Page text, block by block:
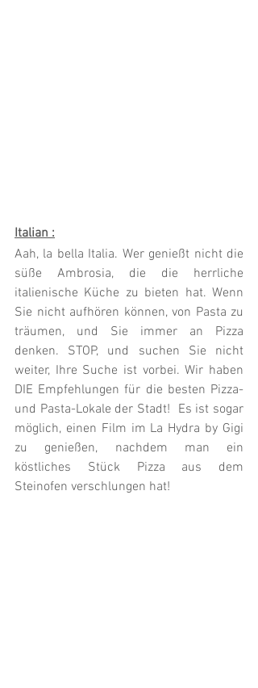
Italian :
Aah, la bella Italia. Wer genießt nicht die
süße Ambrosia, die die herrliche
italienische Küche zu bieten hat. Wenn
Sie nicht aufhören können, von Pasta zu
träumen, und Sie immer an Pizza
denken. STOP, und suchen Sie nicht
weiter, Ihre Suche ist vorbei. Wir haben
DIE Empfehlungen für die besten Pizza-
und Pasta-Lokale der Stadt!  Es ist sogar
möglich, einen Film im La Hydra by Gigi
zu genießen, nachdem man ein
köstliches Stück Pizza aus dem
Steinofen verschlungen hat!